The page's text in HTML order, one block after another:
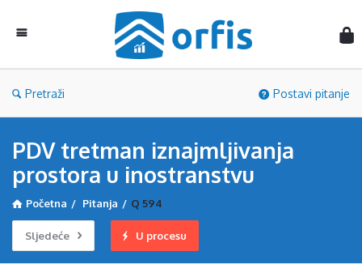
Pretraži Postavi pitanje
PDV tretman iznajmljivanja
prostora u inostranstvu
Početna / Pitanja / Q 594
Sljedeće U procesu